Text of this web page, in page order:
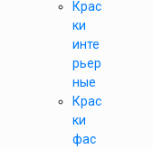
Крас
ки
инте
рьер
ные
Крас
ки
фас